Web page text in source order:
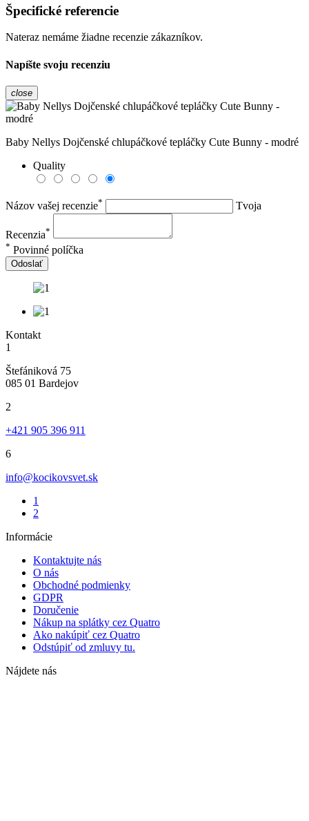
Špecifické referencie
Nateraz nemáme žiadne recenzie zákazníkov.
Napíšte svoju recenziu
close
Baby Nellys Dojčenské chlupáčkové tepláčky Cute Bunny - modré
Quality
Názov vašej recenzie* Tvoja
Recenzia*
* Povinné políčka
Odoslať
Kontakt
1
Štefániková 75
085 01 Bardejov
2
+421 905 396 911
6
info@kocikovsvet.sk
1
2
Informácie
Kontaktujte nás
O nás
Obchodné podmienky
GDPR
Doručenie
Nákup na splátky cez Quatro
Ako nakúpiť cez Quatro
Odstúpiť od zmluvy tu.
Nájdete nás